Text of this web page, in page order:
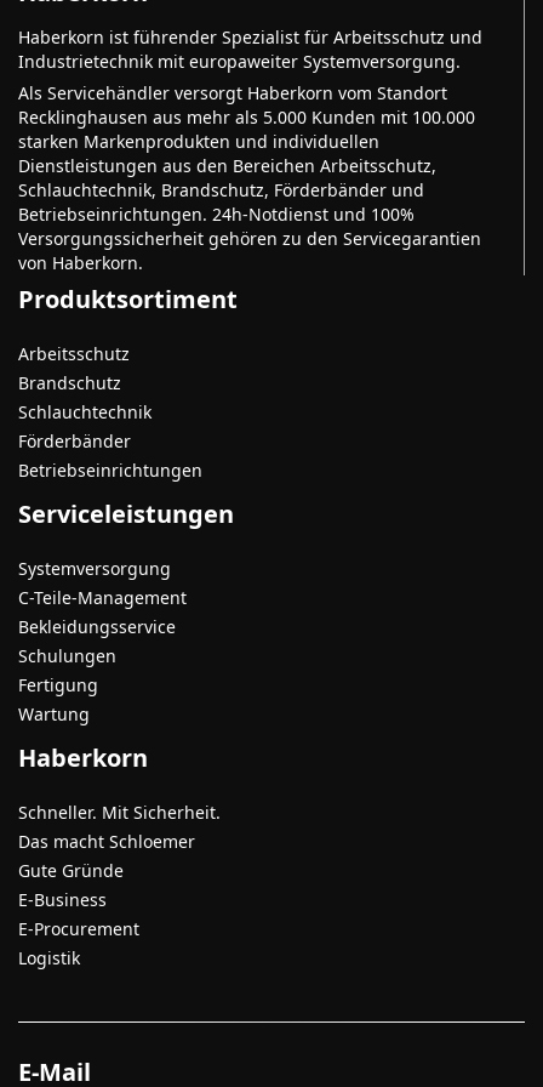
Haberkorn ist führender Spezialist für Arbeitsschutz und
Industrietechnik mit europaweiter Systemversorgung.
Als Servicehändler versorgt Haberkorn vom Standort
Recklinghausen aus mehr als 5.000 Kunden mit 100.000
starken Markenprodukten und individuellen
Dienstleistungen aus den Bereichen Arbeitsschutz,
Schlauchtechnik, Brandschutz, Förderbänder und
Betriebseinrichtungen. 24h-Notdienst und 100%
Versorgungssicherheit gehören zu den Servicegarantien
von Haberkorn.
Produktsortiment
Arbeitsschutz
Brandschutz
Schlauchtechnik
Förderbänder
Betriebseinrichtungen
Serviceleistungen
Systemversorgung
C-Teile-Management
Bekleidungsservice
Schulungen
Fertigung
Wartung
Haberkorn
Schneller. Mit Sicherheit.
Das macht Schloemer
Gute Gründe
E-Business
E-Procurement
Logistik
E-Mail